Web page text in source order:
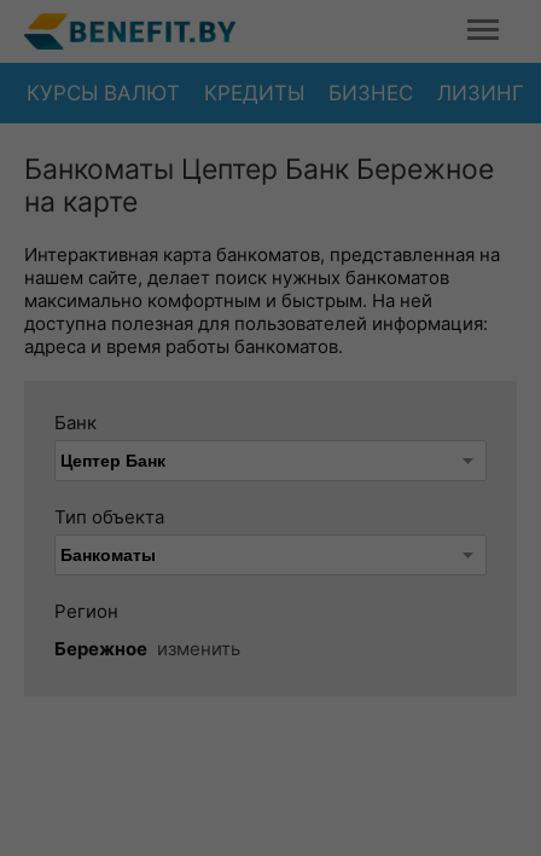
КУРСЫ ВАЛЮТ КРЕДИТЫ БИЗНЕС ЛИЗИНГ
Банкоматы Цептер Банк Бережное
на карте
Интерактивная карта банкоматов, представленная на
нашем сайте, делает поиск нужных банкоматов
максимально комфортным и быстрым. На ней
доступна полезная для пользователей информация:
адреса и время работы банкоматов.
Банк
Тип объекта
Регион
Бережное изменить